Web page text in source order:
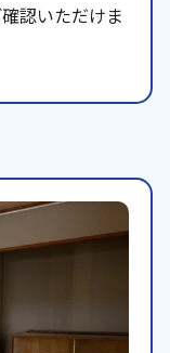
認いただけま